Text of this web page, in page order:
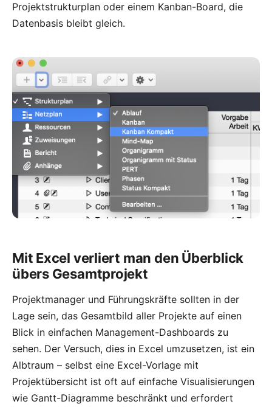
Projektstrukturplan oder einem Kanban-Board, die
Datenbasis bleibt gleich.
Mit Excel verliert man den Überblick
übers Gesamtprojekt
Projektmanager und Führungskräfte sollten in der
Lage sein, das Gesamtbild aller Projekte auf einen
Blick in einfachen Management-Dashboards zu
sehen. Der Versuch, dies in Excel umzusetzen, ist ein
Albtraum – selbst eine Excel-Vorlage mit
Projektübersicht ist oft auf einfache Visualisierungen
wie Gantt-Diagramme beschränkt und erfordert